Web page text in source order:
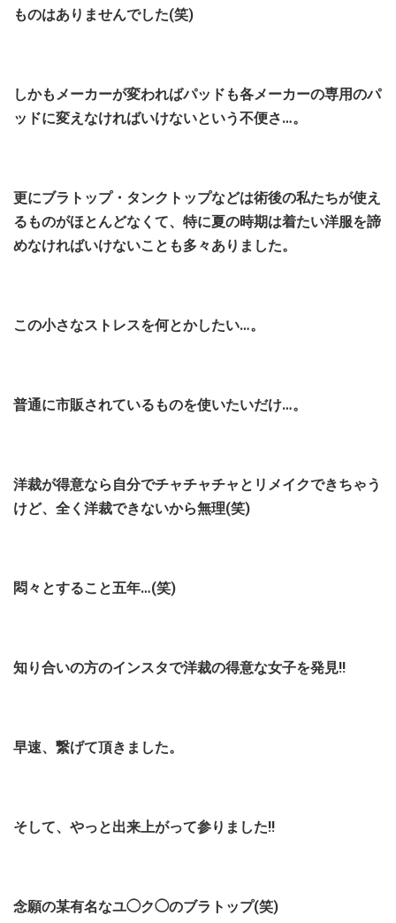
ものはありませんでした(笑)
しかもメーカーが変わればパッドも各メーカーの専用のパ
ッドに変えなければいけないという不便さ…。
更にブラトップ・タンクトップなどは術後の私たちが使え
るものがほとんどなくて、特に夏の時期は着たい洋服を諦
めなければいけないことも多々ありました。
この小さなストレスを何とかしたい…。
普通に市販されているものを使いたいだけ…。
洋裁が得意なら自分でチャチャチャとリメイクできちゃう
けど、全く洋裁できないから無理(笑)
悶々とすること五年…(笑)
知り合いの方のインスタで洋裁の得意な女子を発見!!
早速、繋げて頂きました。
そして、やっと出来上がって参りました!!
念願の某有名なユ◯ク◯のブラトップ(笑)